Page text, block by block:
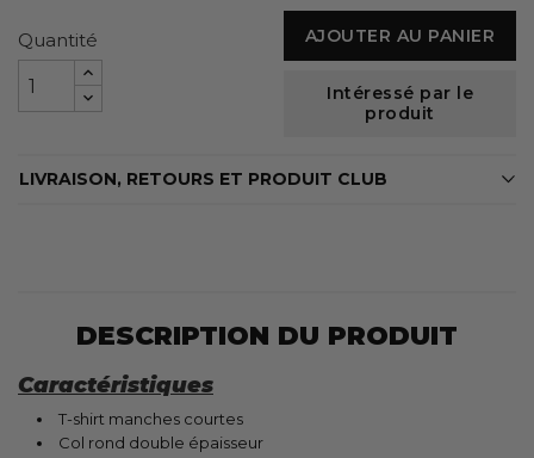
Quantité AJOUTER AU PANIER
Intéressé par le
produit
LIVRAISON, RETOURS ET PRODUIT CLUB
DESCRIPTION DU PRODUIT
Caractéristiques
T-shirt manches courtes
Col rond double épaisseur